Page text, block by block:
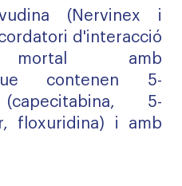
(Nervinex i
d'interacció
mortal amb
contenen 5-
5-
floxuridina) i amb